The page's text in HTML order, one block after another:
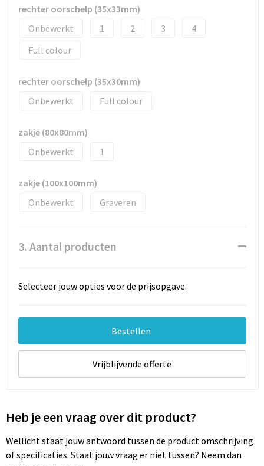
rechter oorschelp (35x33mm)
Onbewerkt
1 2 3
4
Full colour
rechter oorschelp (35x30mm)
Onbewerkt
Full colour
zakje (80x80mm)
Onbewerkt
1
zakje (100x100mm)
Onbewerkt
Graveren
3. Aantal producten
Selecteer jouw opties voor de prijsopgave.
Bestellen
Vrijblijvende offerte
Heb je een vraag over dit product?
Wellicht staat jouw antwoord tussen de product omschrijving
of specificaties. Staat jouw vraag er niet tussen? Neem dan